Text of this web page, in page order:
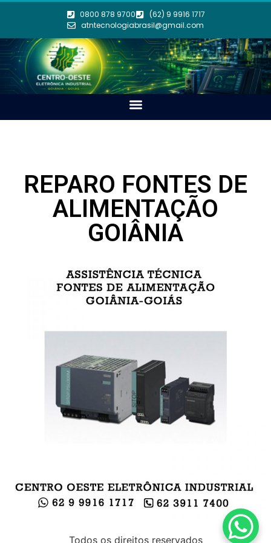
0800 878 9700
(62) 9 9916 1717
atntecnologiabrasil@gmail.com
REPARO FONTES DE
ALIMENTAÇÃO
GOIÂNIA
Todos os direitos reservados